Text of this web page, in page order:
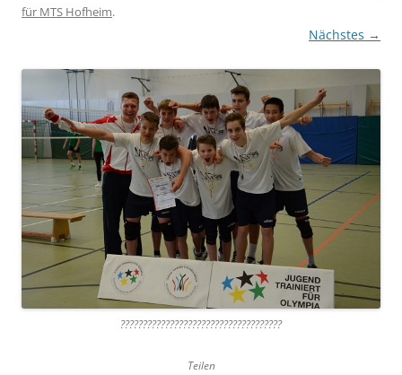
für MTS Hofheim.
Nächstes →
????????????????????????????????????
Teilen